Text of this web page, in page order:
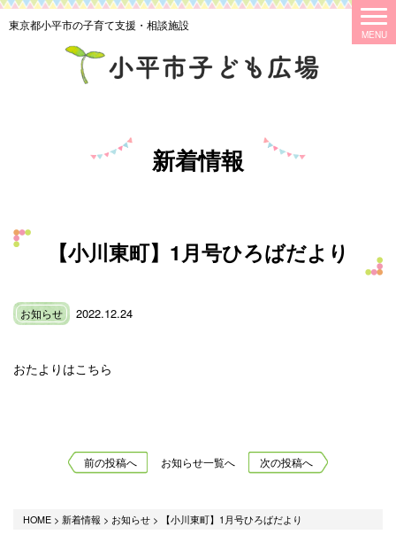
東京都小平市の子育て支援・相談施設
新着情報
【小川東町】1月号ひろばだより
お知らせ 2022.12.24
おたよりはこちら
前の投稿へ お知らせ一覧へ 次の投稿へ
HOME> 新着情報 > お知らせ> 【小川東町】1月号ひろばだより